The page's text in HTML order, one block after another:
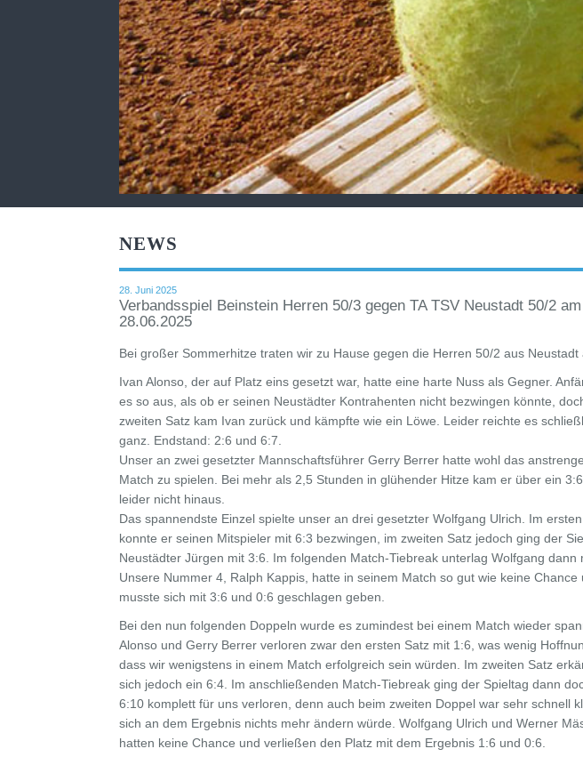
NEWS
28. Juni 2025
Verbandsspiel Beinstein Herren 50/3 gegen TA TSV Neustadt 50/2 am
28.06.2025
Bei großer Sommerhitze traten wir zu Hause gegen die Herren 50/2 aus Neustadt
Ivan Alonso, der auf Platz eins gesetzt war, hatte eine harte Nuss als Gegner.
es so aus, als ob er seinen Neustädter Kontrahenten nicht bezwingen könnte,
zweiten Satz kam Ivan zurück und kämpfte wie ein Löwe. Leider reichte es
ganz. Endstand: 2:6 und 6:7.
Unser an zwei gesetzter Mannschaftsführer Gerry Berrer hatte wohl das
Match zu spielen. Bei mehr als 2,5 Stunden in glühender Hitze kam er über ein
leider nicht hinaus.
Das spannendste Einzel spielte unser an drei gesetzter Wolfgang Ulrich. Im
konnte er seinen Mitspieler mit 6:3 bezwingen, im zweiten Satz jedoch ging der
Neustädter Jürgen mit 3:6. Im folgenden Match-Tiebreak unterlag Wolfgang dann
Unsere Nummer 4, Ralph Kappis, hatte in seinem Match so gut wie keine Chance
musste sich mit 3:6 und 0:6 geschlagen geben.
Bei den nun folgenden Doppeln wurde es zumindest bei einem Match wieder
Alonso und Gerry Berrer verloren zwar den ersten Satz mit 1:6, was wenig
dass wir wenigstens in einem Match erfolgreich sein würden. Im zweiten Satz
sich jedoch ein 6:4. Im anschließenden Match-Tiebreak ging der Spieltag dann
6:10 komplett für uns verloren, denn auch beim zweiten Doppel war sehr schnell
sich an dem Ergebnis nichts mehr ändern würde. Wolfgang Ulrich und Werner
hatten keine Chance und verließen den Platz mit dem Ergebnis 1:6 und 0:6.